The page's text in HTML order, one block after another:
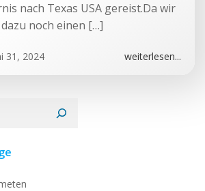
nach Texas USA gereist.Da wir
dazu noch einen […]
31, 2024 weiterlesen...